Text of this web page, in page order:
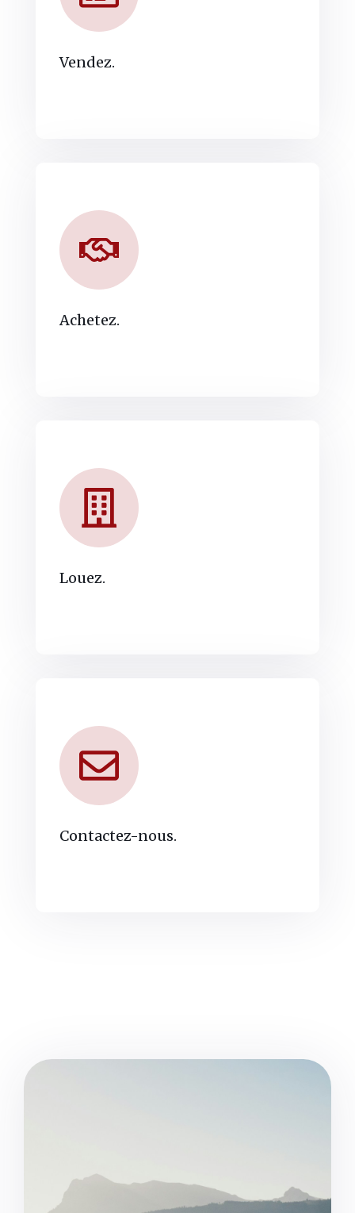
Vendez.
Achetez.
Louez.
Contactez-nous.